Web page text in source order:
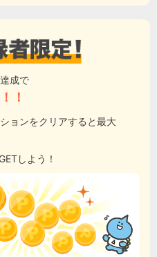
成で
！
ョンをクリアすると最大
しよう！